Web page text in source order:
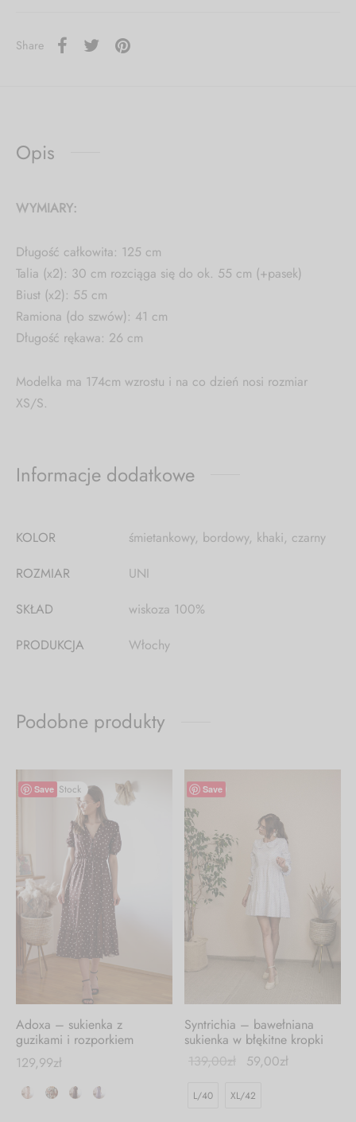
Share
Opis
WYMIARY:
Długość całkowita: 125 cm
Talia (x2): 30 cm rozciąga się do ok. 55 cm (+pasek)
Biust (x2): 55 cm
Ramiona (do szwów): 41 cm
Długość rękawa: 26 cm
Modelka ma 174cm wzrostu i na co dzień nosi rozmiar
XS/S.
Informacje dodatkowe
KOLOR
śmietankowy, bordowy, khaki, czarny
ROZMIAR
UNI
SKŁAD
wiskoza 100%
PRODUKCJA
Włochy
Podobne produkty
Save
Out of Stock
Adoxa – sukienka z
guzikami i rozporkiem
129,99zł
Save
-58%
Syntrichia – bawełniana
sukienka w błękitne kropki
139,00zł 59,00zł
L/40 XL/42